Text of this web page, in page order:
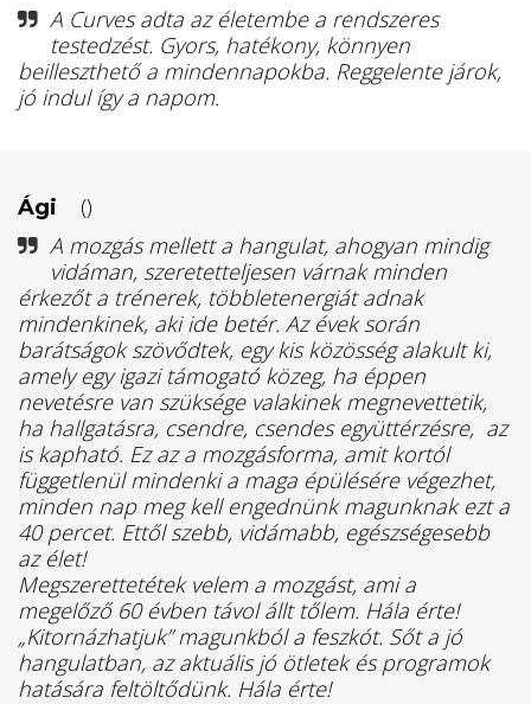
A Curves adta az életembe a rendszeres
testedzést. Gyors, hatékony, könnyen
beilleszthető a mindennapokba. Reggelente járok,
jó indul így a napom.
Ági
()
A mozgás mellett a hangulat, ahogyan mindig
vidáman, szeretetteljesen várnak minden
érkezőt a trénerek, többletenergiát adnak
mindenkinek, aki ide betér. Az évek során
barátságok szövődtek, egy kis közösség alakult ki,
amely egy igazi támogató közeg, ha éppen
nevetésre van szüksége valakinek megnevettetik,
ha hallgatásra, csendre, csendes együttérzésre, az
is kapható. Ez az a mozgásforma, amit kortól
függetlenül mindenki a maga épülésére végezhet,
minden nap meg kell engednünk magunknak ezt a
40 percet. Ettől szebb, vidámabb, egészségesebb
az élet!
Megszerettetétek velem a mozgást, ami a
megelőző 60 évben távol állt tőlem. Hála érte!
„Kitornázhatjuk” magunkból a feszkót. Sőt a jó
hangulatban, az aktuális jó ötletek és programok
hatására feltöltődünk. Hála érte!